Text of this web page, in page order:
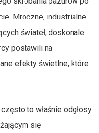
Mroczne, industrialne
świateł, doskonale
postawili na
efekty świetlne, które
to właśnie odgłosy
się